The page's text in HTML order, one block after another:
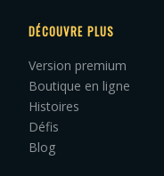
DÉCOUVRE PLUS
Version premium
Boutique en ligne
Histoires
Défis
Blog